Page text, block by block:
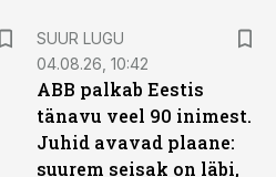
SUUR LUGU
04.08.26, 10:42
ABB palkab Eestis
tänavu veel 90 inimest.
Juhid avavad plaane:
suurem seisak on läbi,